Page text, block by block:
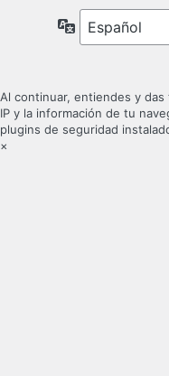
Idioma
Al continuar, entiendes y
IP y la información de tu
plugins de seguridad
×